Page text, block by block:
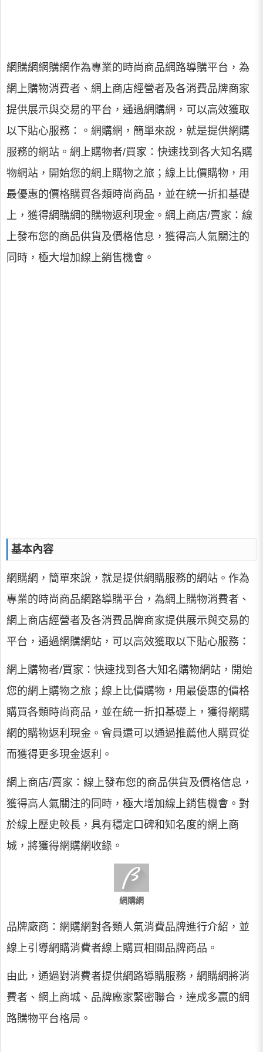
網購網網購網作為專業的時尚商品網路導購平台，為
網上購物消費者、網上商店經營者及各消費品牌商家
提供展示與交易的平台，通過網購網，可以高效獲取
以下貼心服務：。網購網，簡單來說，就是提供網購
服務的網站。網上購物者/買家：快速找到各大知名購
物網站，開始您的網上購物之旅；線上比價購物，用
最優惠的價格購買各類時尚商品，並在統一折扣基礎
上，獲得網購網的購物返利現金。網上商店/賣家：線
上發布您的商品供貨及價格信息，獲得高人氣關注的
同時，極大增加線上銷售機會。
基本內容
網購網，簡單來說，就是提供網購服務的網站。作為
專業的時尚商品網路導購平台，為網上購物消費者、
網上商店經營者及各消費品牌商家提供展示與交易的
平台，通過網購網站，可以高效獲取以下貼心服務：
網上購物者/買家：快速找到各大知名購物網站，開始
您的網上購物之旅；線上比價購物，用最優惠的價格
購買各類時尚商品，並在統一折扣基礎上，獲得網購
網的購物返利現金。會員還可以通過推薦他人購買從
而獲得更多現金返利。
網上商店/賣家：線上發布您的商品供貨及價格信息，
獲得高人氣關注的同時，極大增加線上銷售機會。對
於線上歷史較長，具有穩定口碑和知名度的網上商
城，將獲得網購網收錄。
網購網
品牌廠商：網購網對各類人氣消費品牌進行介紹，並
線上引導網購消費者線上購買相關品牌商品。
由此，通過對消費者提供網路導購服務，網購網將消
費者、網上商城、品牌廠家緊密聯合，達成多贏的網
路購物平台格局。